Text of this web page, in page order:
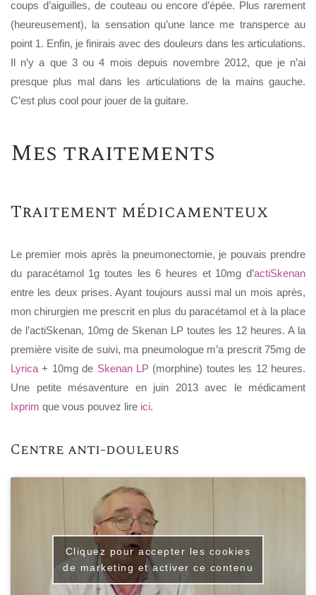
coups d’aiguilles, de couteau ou encore d’épée. Plus rarement
(heureusement), la sensation qu’une lance me transperce au
point 1. Enfin, je finirais avec des douleurs dans les articulations.
Il n’y a que 3 ou 4 mois depuis novembre 2012, que je n’ai
presque plus mal dans les articulations de la mains gauche.
C’est plus cool pour jouer de la guitare.
Mes traitements
Traitement médicamenteux
Le premier mois après la pneumonectomie, je pouvais prendre
du paracétamol 1g toutes les 6 heures et 10mg d’actiSkenan
entre les deux prises. Ayant toujours aussi mal un mois après,
mon chirurgien me prescrit en plus du paracétamol et à la place
de l’actiSkenan, 10mg de Skenan LP toutes les 12 heures. A la
première visite de suivi, ma pneumologue m’a prescrit 75mg de
Lyrica + 10mg de Skenan LP (morphine) toutes les 12 heures.
Une petite mésaventure en juin 2013 avec le médicament
Ixprim que vous pouvez lire ici.
Centre anti-douleurs
Cliquez pour accepter les cookies
de marketing et activer ce contenu